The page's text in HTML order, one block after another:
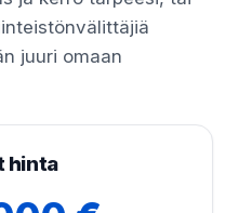
juuri omaan
hinta